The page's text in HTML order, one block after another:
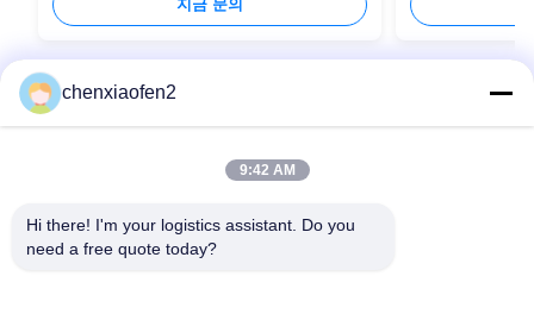
지금 문의
chenxiaofen2
9:42 AM
Hi there! I'm your logistics assistant. Do you
need a free quote today?